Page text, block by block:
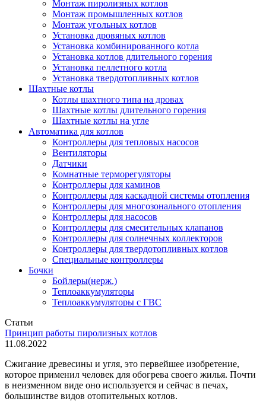
Монтаж пиролизных котлов
Монтаж промышленных котлов
Монтаж угольных котлов
Установка дровяных котлов
Установка комбинированного котла
Установка котлов длительного горения
Установка пеллетного котла
Установка твердотопливных котлов
Шахтные котлы
Котлы шахтного типа на дровах
Шахтные котлы длительного горения
Шахтные котлы на угле
Автоматика для котлов
Контроллеры для тепловых насосов
Вентиляторы
Датчики
Комнатные терморегуляторы
Контроллеры для каминов
Контроллеры для каскадной системы отопления
Контроллеры для многозонального отопления
Контроллеры для насосов
Контроллеры для смесительных клапанов
Контроллеры для солнечных коллекторов
Контроллеры для твердотопливных котлов
Специальные контроллеры
Бочки
Бойлеры(нерж.)
Теплоаккумуляторы
Теплоаккумуляторы с ГВС
Статьи
Принцип работы пиролизных котлов
11.08.2022
Сжигание древесины и угля, это первейшее изобретение,
которое применил человек для обогрева своего жилья. Почти
в неизменном виде оно используется и сейчас в печах,
большинстве видов отопительных котлов.